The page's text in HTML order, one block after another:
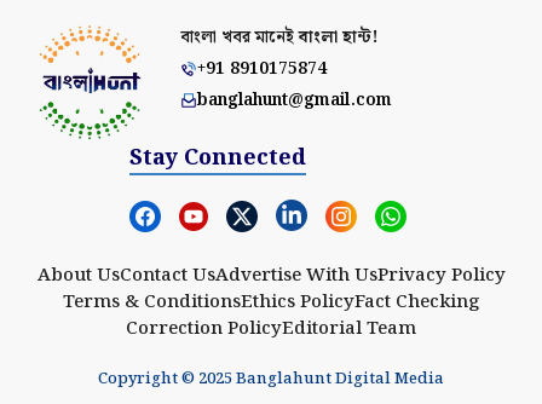
বাংলা খবর মানেইবাংলা হান্ট!
+91 8910175874
banglahunt@gmail.com
Stay Connected
About UsContact UsAdvertise With UsPrivacy Policy
Terms & ConditionsEthics PolicyFact Checking
Correction PolicyEditorial Team
Copyright © 2025 Banglahunt Digital Media